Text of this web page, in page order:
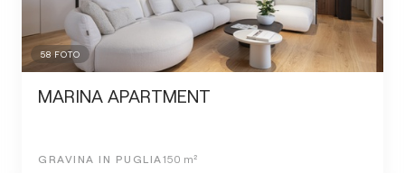
58 FOTO
MARINA APARTMENT
GRAVINA IN PUGLIA 150 m²